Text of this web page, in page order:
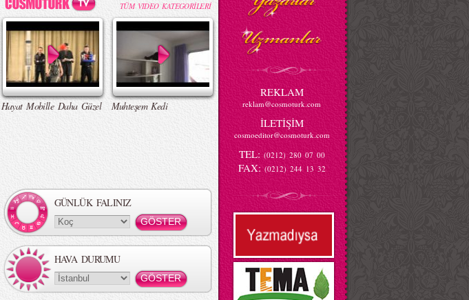
TÜM VIDEO KATEGORİLERİ
Hayat Mobille Daha Güzel Muhteşem Kedi
GÜNLÜK FALINIZ
HAVA DURUMU
REKLAM
reklam@cosmoturk.com
İLETİŞİM
cosmoeditor@cosmoturk.com
TEL: (0212) 280 07 00
FAX: (0212) 244 13 32